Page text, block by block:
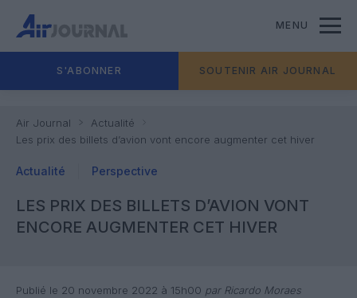
MENU
S'ABONNER SOUTENIR AIR JOURNAL
Air Journal
Actualité
Les prix des billets d’avion vont encore augmenter cet hiver
Actualité Perspective
LES PRIX DES BILLETS D’AVION VONT
ENCORE AUGMENTER CET HIVER
Publié le 20 novembre 2022 à 15h00 par Ricardo Moraes